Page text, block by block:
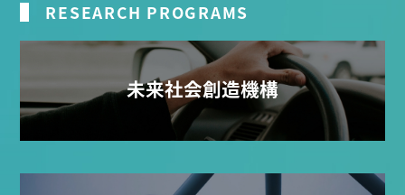
RESEARCH PROGRAMS
未来社会創造機構